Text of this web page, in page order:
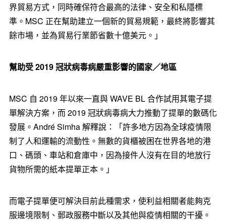
界貿易方式，同時確保符合最高的法律、安全和私隱標
準。MSC 正在幫助建立一個新的貿易規範，最終將影響其
餘市場，並為貿易行業節省數十億美元。」
幫助受2019冠狀病毒病嚴重影響的國家／地區
MSC 自 2019 年以來一直與 WAVE BL 合作試用其電子提
單解決方案，而 2019 冠狀病毒病大力推動了提單的數碼化
發展。André Simha 解釋說：「許多地方因為全球疫情限
制了人和運輸的流動性。無數的貨櫃被困在世界各地的港
口、碼頭、車站和倉庫中，因為接件人沒有在目的地放行
貨物所需的紙本提單正本。」
而電子提單便可解決目前此種需求，使利益相關者能夠克
服邊境限制、郵政服務中斷以及其他與疫情相關的干擾。